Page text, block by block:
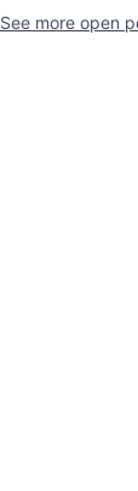
See more open